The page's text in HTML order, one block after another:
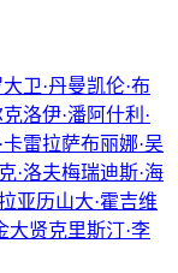
大卫·丹曼凯伦·布
克洛伊·潘阿什利·
卡雷拉萨布丽娜·吴
·洛夫梅瑞迪斯·海
亚历山大·霍吉维
大贤克里斯汀·李